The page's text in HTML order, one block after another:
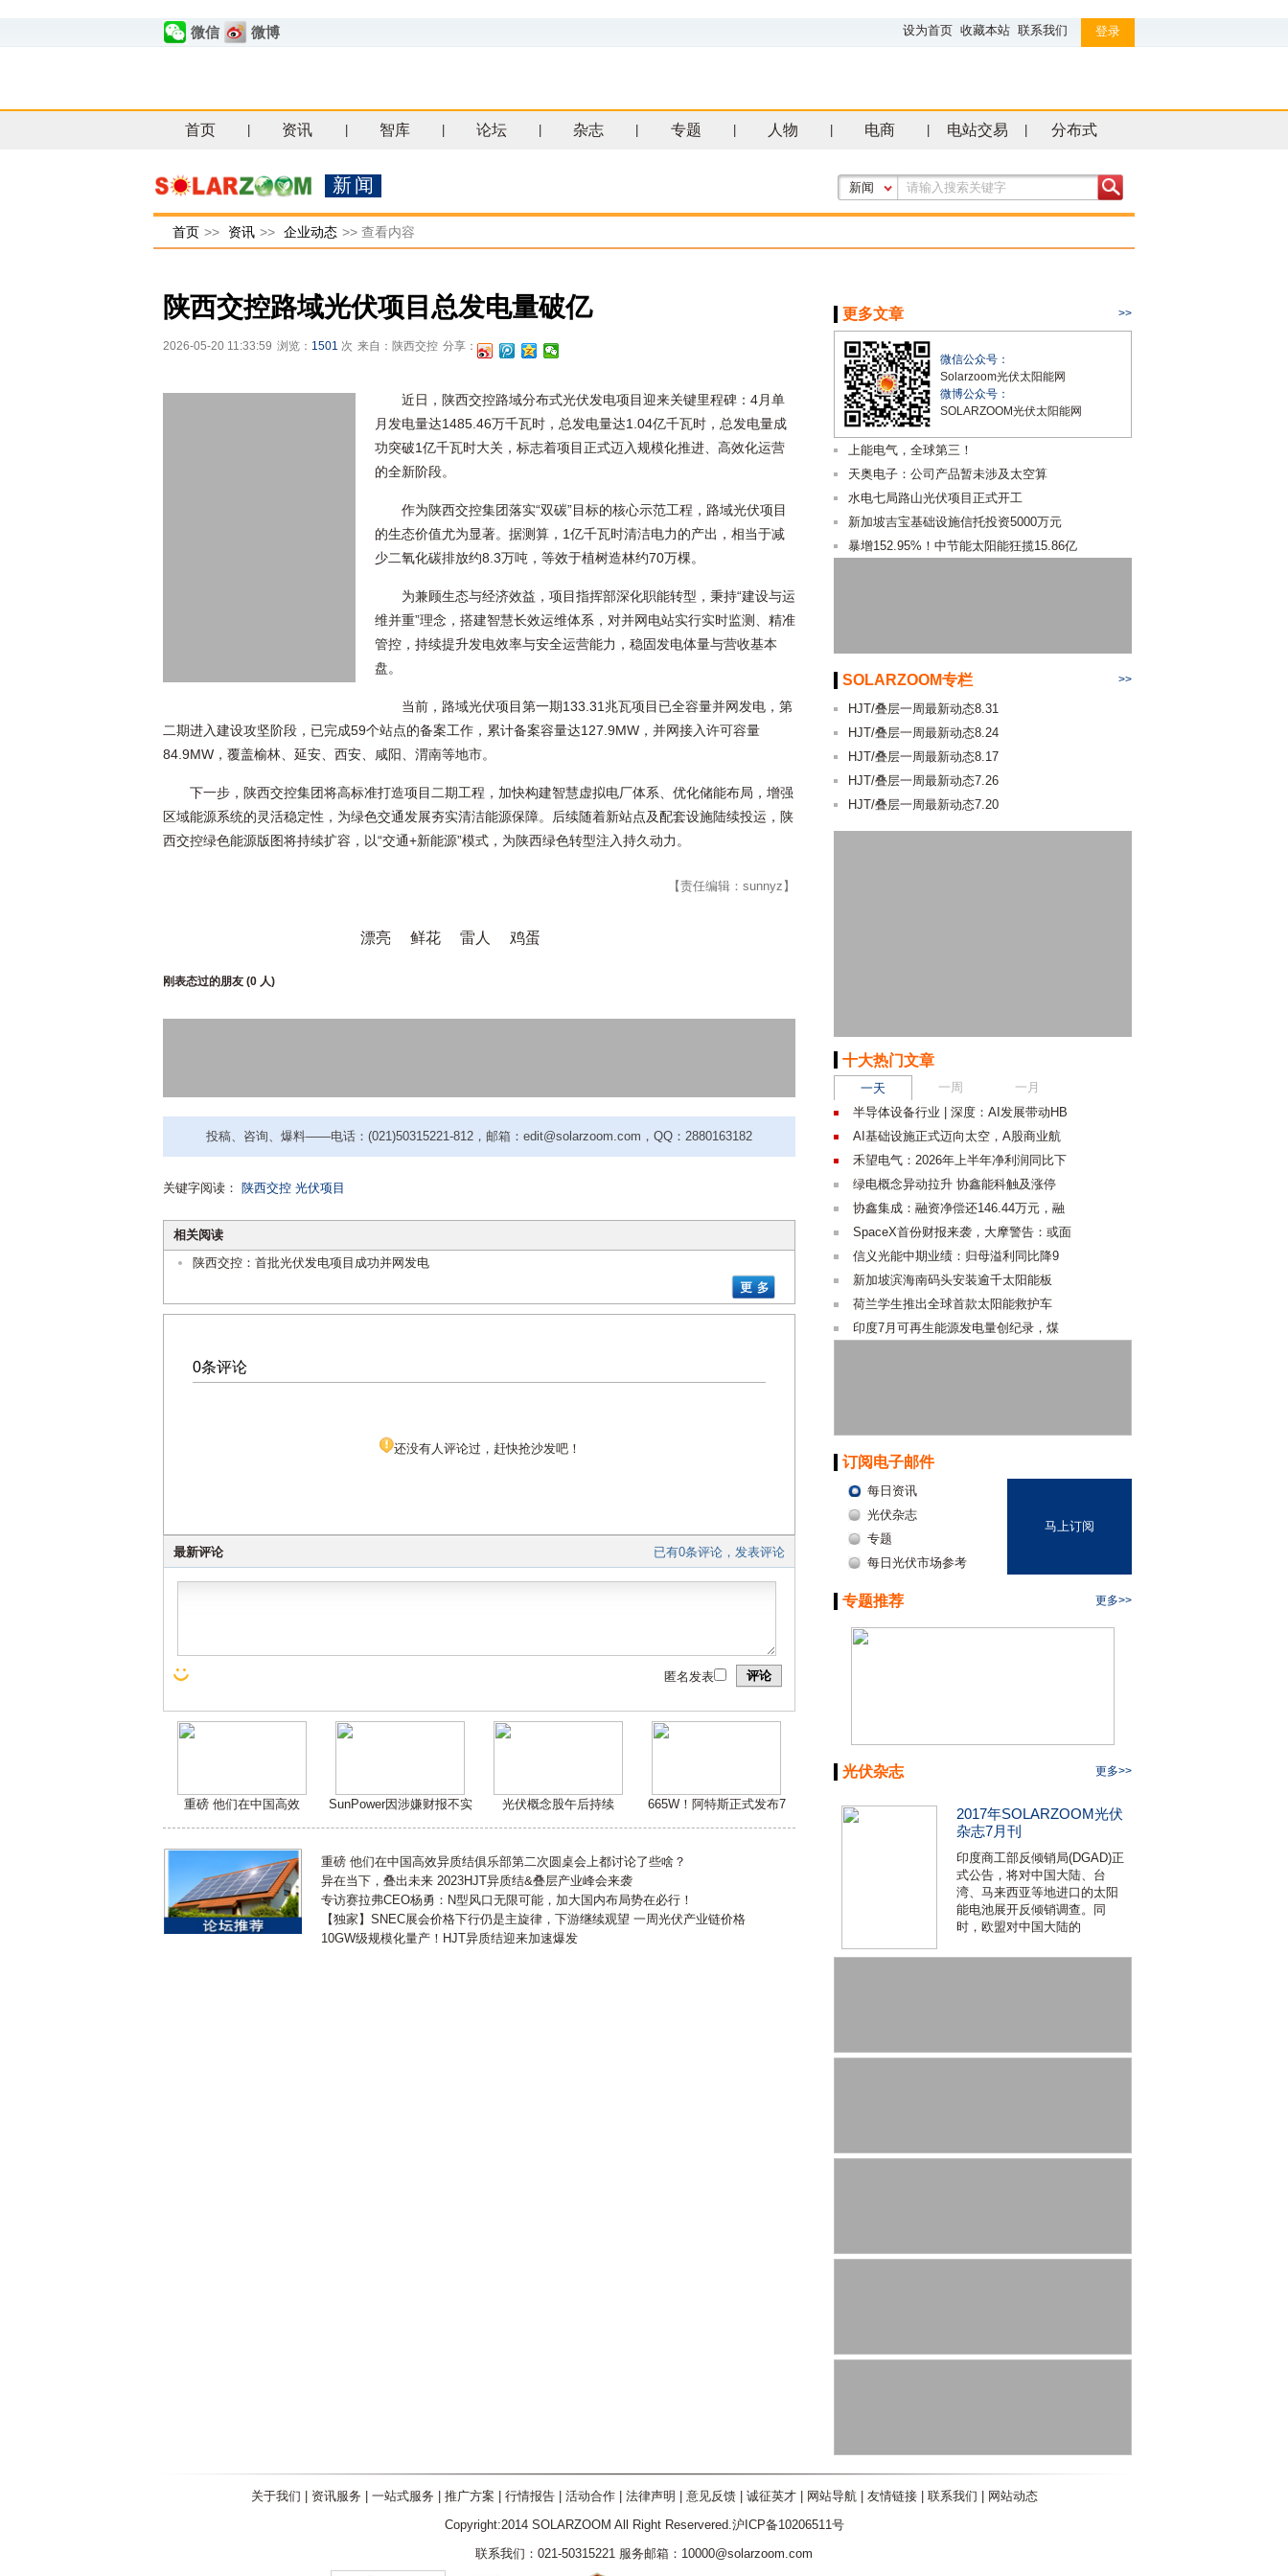
微信 微博 设为首页 收藏本站 联系我们 登录
首页 资讯 智库 论坛 杂志 专题 人物 电商 电站交易 分布式
新闻 新闻
首页 >> 资讯 >> 企业动态 >> 查看内容
陕西交控路域光伏项目总发电量破亿
2026-05-20 11:33:59 浏览： 1501 次 来自：陕西交控 分享：
近日，陕西交控路域分布式光伏发电项目迎来关键里程碑：4月单
月发电量达1485.46万千瓦时，总发电量达1.04亿千瓦时，总发电量成
功突破1亿千瓦时大关，标志着项目正式迈入规模化推进、高效化运营
的全新阶段。
作为陕西交控集团落实“双碳”目标的核心示范工程，路域光伏项目
的生态价值尤为显著。据测算，1亿千瓦时清洁电力的产出，相当于减
少二氧化碳排放约8.3万吨，等效于植树造林约70万棵。
为兼顾生态与经济效益，项目指挥部深化职能转型，秉持“建设与运
维并重”理念，搭建智慧长效运维体系，对并网电站实行实时监测、精准
管控，持续提升发电效率与安全运营能力，稳固发电体量与营收基本
盘。
当前，路域光伏项目第一期133.31兆瓦项目已全容量并网发电，第
二期进入建设攻坚阶段，已完成59个站点的备案工作，累计备案容量达127.9MW，并网接入许可容量
84.9MW，覆盖榆林、延安、西安、咸阳、渭南等地市。
下一步，陕西交控集团将高标准打造项目二期工程，加快构建智慧虚拟电厂体系、优化储能布局，增强
区域能源系统的灵活稳定性，为绿色交通发展夯实清洁能源保障。后续随着新站点及配套设施陆续投运，陕
西交控绿色能源版图将持续扩容，以“交通+新能源”模式，为陕西绿色转型注入持久动力。
【责任编辑：sunnyz】
漂亮 鲜花 雷人 鸡蛋
刚表态过的朋友 (0 人)
投稿、咨询、爆料——电话：(021)50315221-812，邮箱：edit@solarzoom.com，QQ：2880163182
关键字阅读： 陕西交控 光伏项目
相关阅读
陕西交控：首批光伏发电项目成功并网发电
0条评论
还没有人评论过，赶快抢沙发吧！
已有0条评论，发表评论
最新评论
评论
匿名发表
重磅 他们在中国高效 SunPower因涉嫌财报不实 光伏概念股午后持续 665W！阿特斯正式发布7
重磅 他们在中国高效异质结俱乐部第二次圆桌会上都讨论了些啥？
异在当下，叠出未来 2023HJT异质结&叠层产业峰会来袭
专访赛拉弗CEO杨勇：N型风口无限可能，加大国内布局势在必行！
【独家】SNEC展会价格下行仍是主旋律，下游继续观望 一周光伏产业链价格
10GW级规模化量产！HJT异质结迎来加速爆发
更多文章 >>
微信公众号：
Solarzoom光伏太阳能网
微博公众号：
SOLARZOOM光伏太阳能网
上能电气，全球第三！
天奥电子：公司产品暂未涉及太空算
水电七局路山光伏项目正式开工
新加坡吉宝基础设施信托投资5000万元
暴增152.95%！中节能太阳能狂揽15.86亿
SOLARZOOM专栏 >>
HJT/叠层一周最新动态8.31
HJT/叠层一周最新动态8.24
HJT/叠层一周最新动态8.17
HJT/叠层一周最新动态7.26
HJT/叠层一周最新动态7.20
十大热门文章
一天 一周
一月
半导体设备行业 | 深度：AI发展带动HB
AI基础设施正式迈向太空，A股商业航
禾望电气：2026年上半年净利润同比下
绿电概念异动拉升 协鑫能科触及涨停
协鑫集成：融资净偿还146.44万元，融
SpaceX首份财报来袭，大摩警告：或面
信义光能中期业绩：归母溢利同比降9
新加坡滨海南码头安装逾千太阳能板
荷兰学生推出全球首款太阳能救护车
印度7月可再生能源发电量创纪录，煤
订阅电子邮件
每日资讯
光伏杂志
专题
每日光伏市场参考
马上订阅
专题推荐 更多>>
光伏杂志 更多>>
2017年SOLARZOOM光伏
杂志7月刊
印度商工部反倾销局(DGAD)正
式公告，将对中国大陆、台
湾、马来西亚等地进口的太阳
能电池展开反倾销调查。同
时，欧盟对中国大陆的
关于我们 资讯服务 一站式服务 推广方案 行情报告| 活动合作| 法律声明 意见反馈| 诚征英才| 网站导航| 友情链接| 联系我们
网站动态
Copyright:2014 SOLARZOOM All Right Reservered.沪ICP备10206511号
联系我们：021-50315221 服务邮箱：10000@solarzoom.com